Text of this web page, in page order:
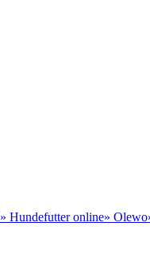
» Hundefutter online» Olewo